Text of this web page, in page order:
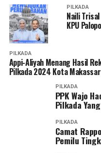
PILKADA
Naili
KPU Palopo
PILKADA
Appi-Aliyah Menang Hasil
Pilkada 2024 Kota Makassar
PILKADA
PPK Wajo
Pilkada
PILKADA
Camat
Pemilu